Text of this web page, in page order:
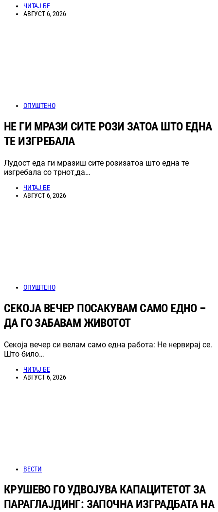
ЧИТАЈ БЕ
АВГУСТ 6, 2026
ОПУШТЕНО
НЕ ГИ МРАЗИ СИТЕ РОЗИ ЗАТОА ШТО ЕДНА
ТЕ ИЗГРЕБАЛА
Лудост еда ги мразиш сите розизатоа што една те
изгребала со трнот,да…
ЧИТАЈ БЕ
АВГУСТ 6, 2026
ОПУШТЕНО
СЕКОЈА ВЕЧЕР ПОСАКУВАМ САМО ЕДНО –
ДА ГО ЗАБАВАМ ЖИВОТОТ
Секоја вечер си велам само една работа: Не нервирај се.
Што било…
ЧИТАЈ БЕ
АВГУСТ 6, 2026
ВЕСТИ
КРУШЕВО ГО УДВОЈУВА КАПАЦИТЕТОТ ЗА
ПАРАГЛАЈДИНГ: ЗАПОЧНА ИЗГРАДБАТА НА